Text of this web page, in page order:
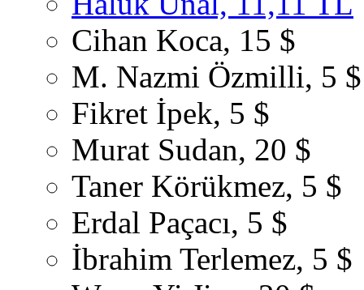
Cihan Koca, 15 $
M. Nazmi Özmilli, 5 $
Fikret İpek, 5 $
Murat Sudan, 20 $
Taner Körükmez, 5 $
Erdal Paçacı, 5 $
İbrahim Terlemez, 5 $